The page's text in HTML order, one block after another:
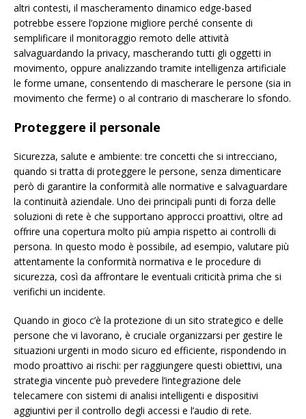
altri contesti, il mascheramento dinamico edge-based
potrebbe essere l’opzione migliore perché consente di
semplificare il monitoraggio remoto delle attività
salvaguardando la privacy, mascherando tutti gli oggetti in
movimento, oppure analizzando tramite intelligenza artificiale
le forme umane, consentendo di mascherare le persone (sia in
movimento che ferme) o al contrario di mascherare lo sfondo.
Proteggere il personale
Sicurezza, salute e ambiente: tre concetti che si intrecciano,
quando si tratta di proteggere le persone, senza dimenticare
però di garantire la conformità alle normative e salvaguardare
la continuità aziendale. Uno dei principali punti di forza delle
soluzioni di rete è che supportano approcci proattivi, oltre ad
offrire una copertura molto più ampia rispetto ai controlli di
persona. In questo modo è possibile, ad esempio, valutare più
attentamente la conformità normativa e le procedure di
sicurezza, così da affrontare le eventuali criticità prima che si
verifichi un incidente.
Quando in gioco c’è la protezione di un sito strategico e delle
persone che vi lavorano, è cruciale organizzarsi per gestire le
situazioni urgenti in modo sicuro ed efficiente, rispondendo in
modo proattivo ai rischi: per raggiungere questi obiettivi, una
strategia vincente può prevedere l’integrazione dele
telecamere con sistemi di analisi intelligenti e dispositivi
aggiuntivi per il controllo degli accessi e l’audio di rete.